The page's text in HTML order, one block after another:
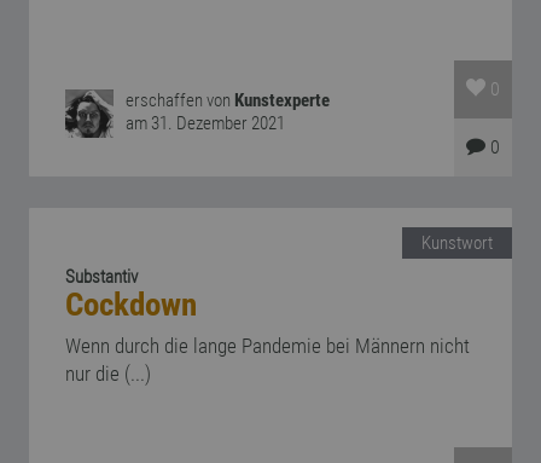
erschaffen von Kunstexperte
am 31. Dezember 2021
0
0
Kunstwort
Substantiv
Cockdown
Wenn durch die lange Pandemie bei Männern nicht
nur die (...)